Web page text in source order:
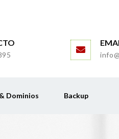
Dominios Backup